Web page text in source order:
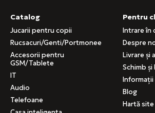
Catalog
Jucarii pentru copii
Rucsacuri/Genti/Portmonee
Accesorii pentru
GSM/Tablete
IT
Audio
Telefoane
Pentru
Intrare în
Despre
Livrare și
Schimb și
Blog
Hartă site